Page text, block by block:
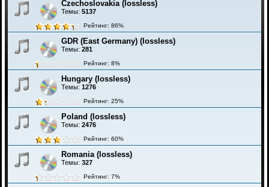
Czechoslovakia (lossless)
Темы: 5137
Рейтинг: 86%
GDR (East Germany) (lossless)
Темы: 281
Рейтинг: 8%
Hungary (lossless)
Темы: 1276
Рейтинг: 25%
Poland (lossless)
Темы: 2476
Рейтинг: 60%
Romania (lossless)
Темы: 327
Рейтинг: 7%